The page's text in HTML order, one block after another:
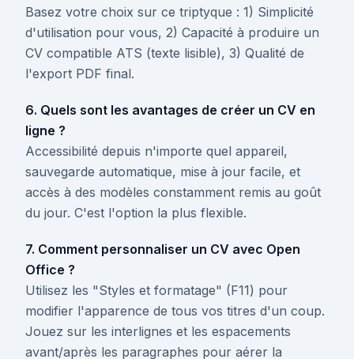
Basez votre choix sur ce triptyque : 1) Simplicité
d'utilisation pour vous, 2) Capacité à produire un
CV compatible ATS (texte lisible), 3) Qualité de
l'export PDF final.
6. Quels sont les avantages de créer un CV en
ligne ?
Accessibilité depuis n'importe quel appareil,
sauvegarde automatique, mise à jour facile, et
accès à des modèles constamment remis au goût
du jour. C'est l'option la plus flexible.
7. Comment personnaliser un CV avec Open
Office ?
Utilisez les "Styles et formatage" (F11) pour
modifier l'apparence de tous vos titres d'un coup.
Jouez sur les interlignes et les espacements
avant/après les paragraphes pour aérer la